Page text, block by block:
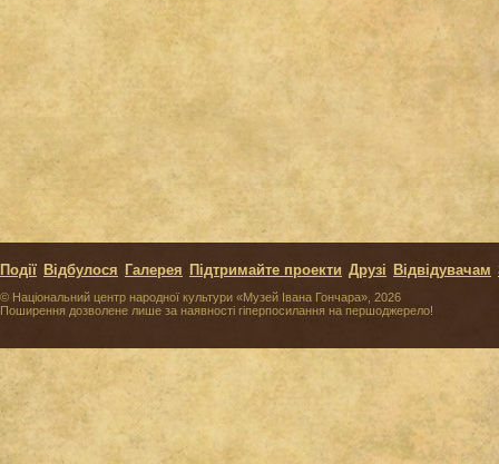
© Національний центр народної культури «Музей Івана Гончара», 2026
Поширення дозволене лише за наявності гіперпосилання на першоджерело!
Події Відбулося Галерея Підтримайте проекти Друзі Відвідувачам